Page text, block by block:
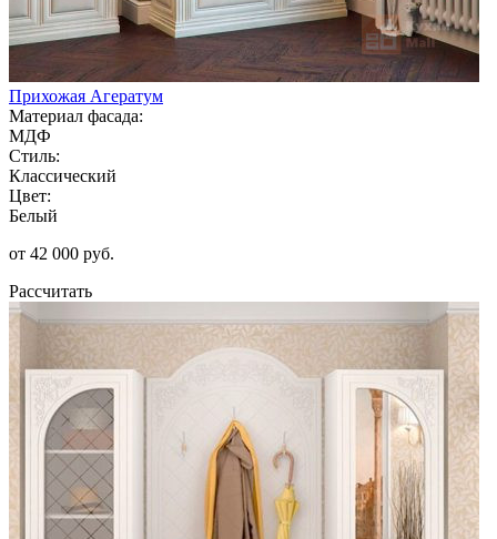
Прихожая Агератум
Материал фасада:
МДФ
Стиль:
Классический
Цвет:
Белый
от 42 000 руб.
Рассчитать